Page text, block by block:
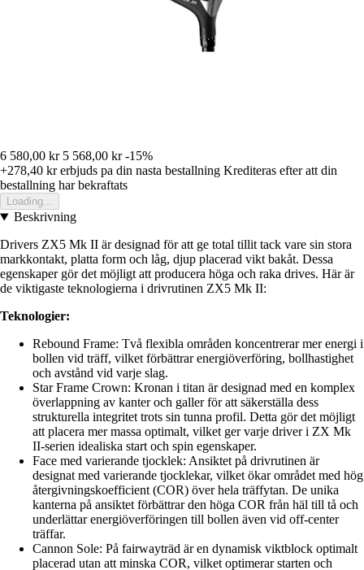
6 580,00 kr 5 568,00 kr -15%
+278,40 krerbjuds pa din nasta bestallning Krediteras efter att din
bestallning har bekraftats
Loading...
Beskrivning
Drivers ZX5 Mk II är designad för att ge total tillit tack vare sin stora
markkontakt, platta form och låg, djup placerad vikt bakåt. Dessa
egenskaper gör det möjligt att producera höga och raka drives. Här är
de viktigaste teknologierna i drivrutinen ZX5 Mk II:
Teknologier:
Rebound Frame: Två flexibla områden koncentrerar mer energi i
bollen vid träff, vilket förbättrar energiöverföring, bollhastighet
och avstånd vid varje slag.
Star Frame Crown: Kronan i titan är designad med en komplex
överlappning av kanter och galler för att säkerställa dess
strukturella integritet trots sin tunna profil. Detta gör det möjligt
att placera mer massa optimalt, vilket ger varje driver i ZX Mk
II-serien idealiska start och spin egenskaper.
Face med varierande tjocklek: Ansiktet på drivrutinen är
designat med varierande tjocklekar, vilket ökar området med hög
återgivningskoefficient (COR) över hela träffytan. De unika
kanterna på ansiktet förbättrar den höga COR från häl till tå och
underlättar energiöverföringen till bollen även vid off-center
träffar.
Cannon Sole: På fairwayträd är en dynamisk viktblock optimalt
placerad utan att minska COR, vilket optimerar starten och